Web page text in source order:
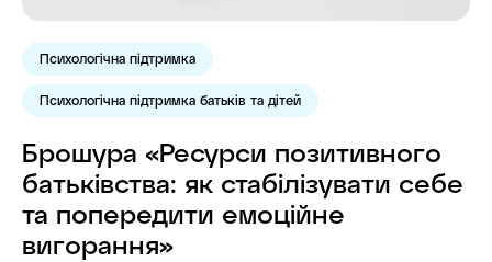
Психологічна підтримка
Психологічна підтримка батьків та дітей
Брошура «Ресурси позитивного
батьківства: як стабілізувати себе
та попередити емоційне
вигорання»